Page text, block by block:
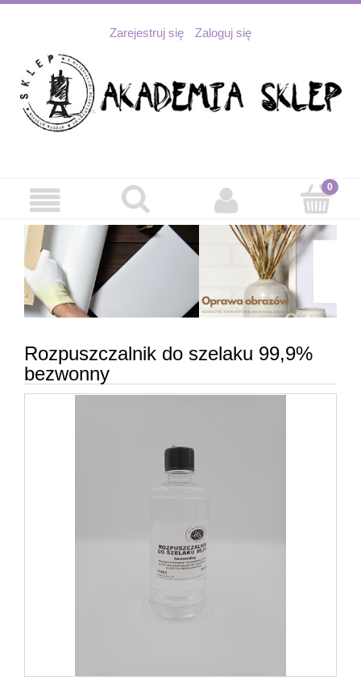
Zarejestruj się Zaloguj się
Rozpuszczalnik do szelaku 99,9%
bezwonny